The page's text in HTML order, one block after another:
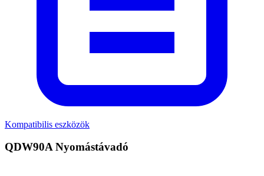
Kompatibilis eszközök
QDW90A Nyomástávadó